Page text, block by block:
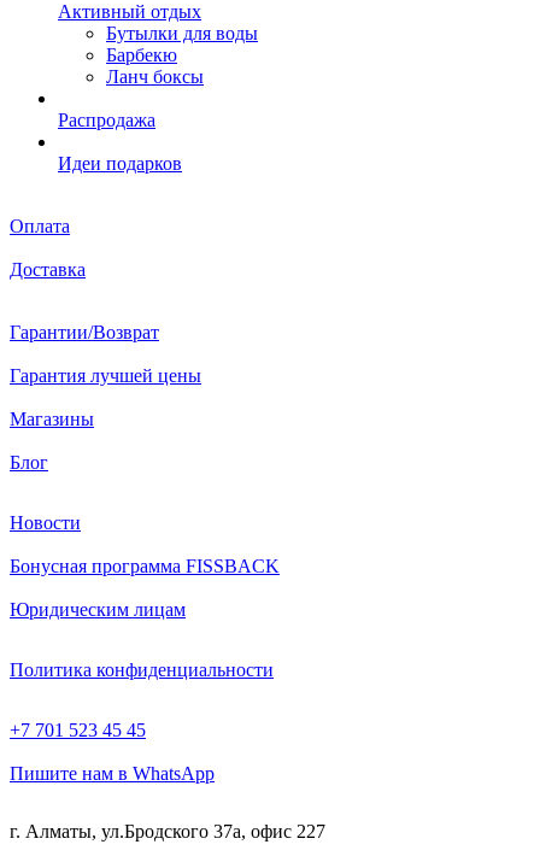
Активный отдых
Бутылки для воды
Барбекю
Ланч боксы
Распродажа
Идеи подарков
Оплата
Доставка
Гарантии/Возврат
Гарантия лучшей цены
Магазины
Блог
Новости
Бонусная программа FISSBACK
Юридическим лицам
Политика конфиденциальности
+7 701 523 45 45
Пишите нам в WhatsApp
г. Алматы, ул.Бродского 37а, офис 227